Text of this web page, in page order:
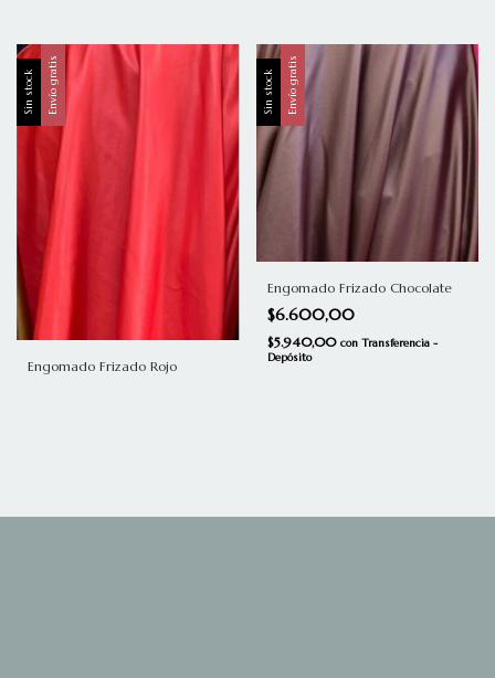
Sin stock Envío gratis
Engomado Frizado Rojo
Sin stock Envío gratis
Engomado Frizado Chocolate
$6.600,00
$5.940,00 con Transferencia -
Depósito